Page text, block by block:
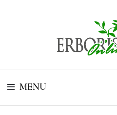
Online
Vendita di Botaniche, Erbe e Spezie
MENU